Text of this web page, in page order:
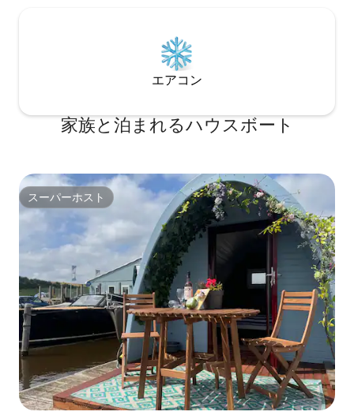
エアコン
家族と泊まれるハウスボート
スーパーホスト
スーパーホスト